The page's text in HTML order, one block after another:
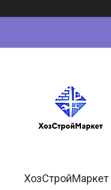
ХозСтройМаркет